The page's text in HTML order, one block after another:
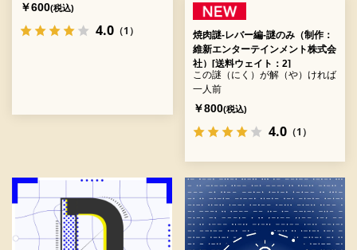
￥600(税込)
4.0 （1）
焼肉謎-レバー編-謎のみ（制作：
維新エンターテインメント株式会
社）[送料ウェイト：2]
この謎（にく）が解（や）ければ
一人前
￥800(税込)
4.0（1）